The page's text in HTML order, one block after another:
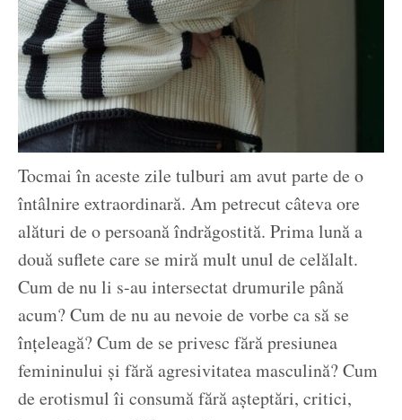
Tocmai în aceste zile tulburi am avut parte de o
întâlnire extraordinară. Am petrecut câteva ore
alături de o persoană îndrăgostită. Prima lună a
două suflete care se miră mult unul de celălalt.
Cum de nu li s-au intersectat drumurile până
acum? Cum de nu au nevoie de vorbe ca să se
înțeleagă? Cum de se privesc fără presiunea
femininului și fără agresivitatea masculină? Cum
de erotismul îi consumă fără așteptări, critici,